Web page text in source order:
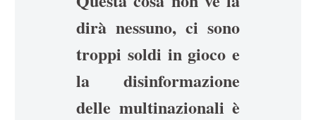
dirà nessuno, ci sono
troppi soldi in gioco e
la disinformazione
delle multinazionali è